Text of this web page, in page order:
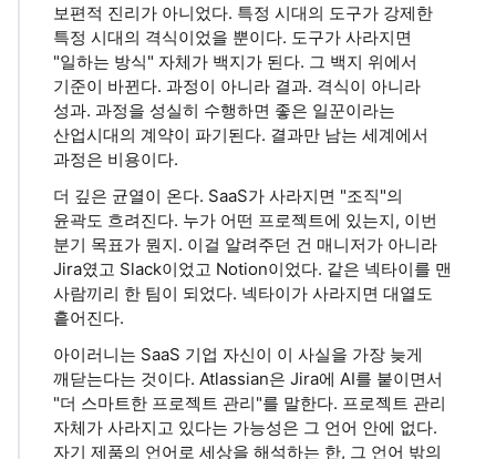
보편적 진리가 아니었다. 특정 시대의 도구가 강제한
특정 시대의 격식이었을 뿐이다. 도구가 사라지면
"일하는 방식" 자체가 백지가 된다. 그 백지 위에서
기준이 바뀐다. 과정이 아니라 결과. 격식이 아니라
성과. 과정을 성실히 수행하면 좋은 일꾼이라는
산업시대의 계약이 파기된다. 결과만 남는 세계에서
과정은 비용이다.
더 깊은 균열이 온다. SaaS가 사라지면 "조직"의
윤곽도 흐려진다. 누가 어떤 프로젝트에 있는지, 이번
분기 목표가 뭔지. 이걸 알려주던 건 매니저가 아니라
Jira였고 Slack이었고 Notion이었다. 같은 넥타이를 맨
사람끼리 한 팀이 되었다. 넥타이가 사라지면 대열도
흩어진다.
아이러니는 SaaS 기업 자신이 이 사실을 가장 늦게
깨닫는다는 것이다. Atlassian은 Jira에 AI를 붙이면서
"더 스마트한 프로젝트 관리"를 말한다. 프로젝트 관리
자체가 사라지고 있다는 가능성은 그 언어 안에 없다.
자기 제품의 언어로 세상을 해석하는 한, 그 언어 밖의